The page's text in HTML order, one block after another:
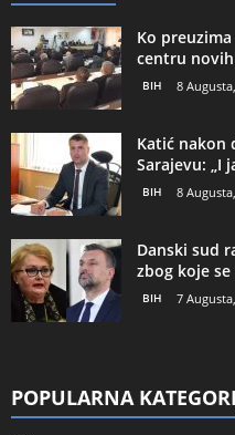
Ko
centru
BIH 8
Katić nakon
Sarajevu: „I
BIH 8
Danski sud
zbog koje
BIH 7
POPULARNA